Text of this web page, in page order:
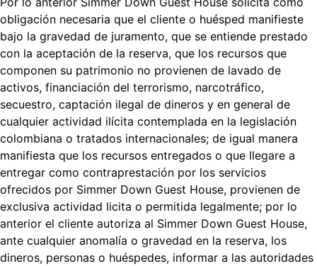
obligación necesaria que el cliente o huésped manifieste
bajo la gravedad de juramento, que se entiende prestado
con la aceptación de la reserva, que los recursos que
componen su patrimonio no provienen de lavado de
activos, financiación del terrorismo, narcotráfico,
secuestro, captación ilegal de dineros y en general de
cualquier actividad ilícita contemplada en la legislación
colombiana o tratados internacionales; de igual manera
manifiesta que los recursos entregados o que llegare a
entregar como contraprestación por los servicios
ofrecidos por Simmer Down Guest House, provienen de
exclusiva actividad licita o permitida legalmente; por lo
anterior el cliente autoriza al Simmer Down Guest House,
ante cualquier anomalía o gravedad en la reserva, los
dineros, personas o huéspedes, informar a las autoridades